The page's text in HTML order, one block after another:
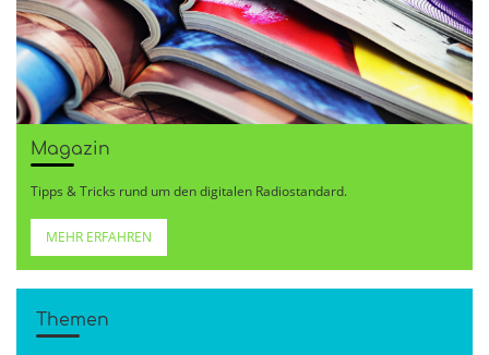
Magazin
Tipps & Tricks rund um den digitalen Radiostandard.
MEHR ERFAHREN
Themen